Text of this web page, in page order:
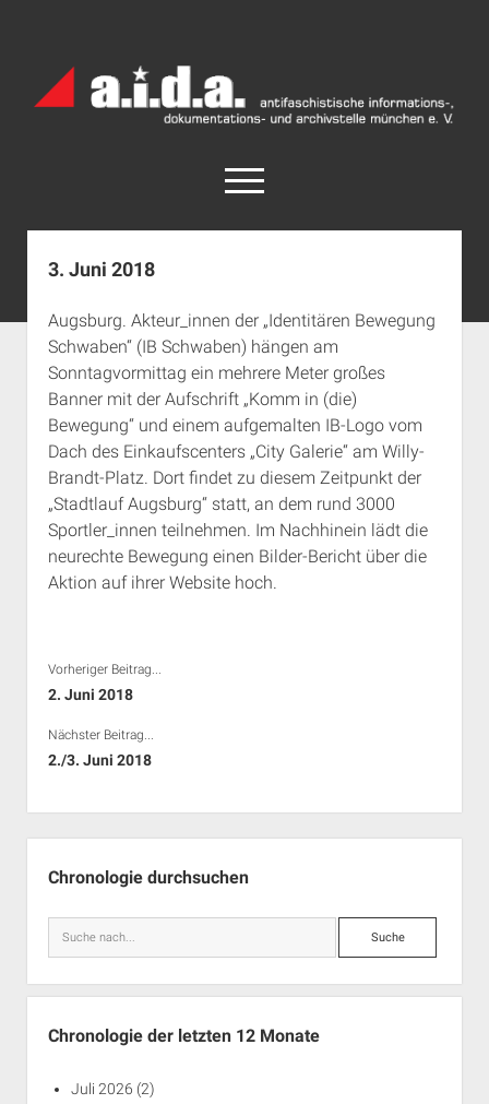
Archiv
München
open
menu
facebook
rss info@aida-archiv.de
Aktuelles
Termine
open
dropdown
menu
Antifaschistische Termine im Süden
Antifaschistische Termine in München
Rechte Termine im Süden
Rechte Termine München
Chronologie
Das Archiv
open
dropdown
menu
a.i.d.a. e. V. unterstützen
Über a.i.d.a.
RSS-Feeds, Twitter & Facebook
Bibliothek
Impressum
3. Juni 2018
Augsburg. Akteur_innen der „Identitären Bewegung
Schwaben“ (IB Schwaben) hängen am
Sonntagvormittag ein mehrere Meter großes
Banner mit der Aufschrift „Komm in (die)
Bewegung“ und einem aufgemalten IB-Logo vom
Dach des Einkaufscenters „City Galerie“ am Willy-
Brandt-Platz. Dort findet zu diesem Zeitpunkt der
„Stadtlauf Augsburg“ statt, an dem rund 3000
Sportler_innen teilnehmen. Im Nachhinein lädt die
neurechte Bewegung einen Bilder-Bericht über die
Aktion auf ihrer Website hoch.
Vorheriger Beitrag...
2. Juni 2018
Nächster Beitrag...
2./3. Juni 2018
Chronologie durchsuchen
Suche
Chronologie der letzten 12 Monate
Juli 2026 (2)